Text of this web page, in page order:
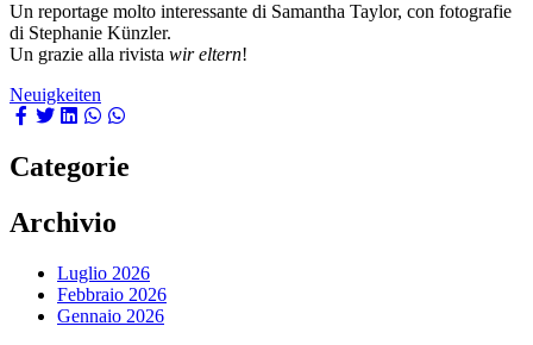
Un reportage molto interessante di Samantha Taylor, con fotografie
di Stephanie Künzler.
Un grazie alla rivista wir eltern!
Neuigkeiten
Categorie
Archivio
Luglio 2026
Febbraio 2026
Gennaio 2026